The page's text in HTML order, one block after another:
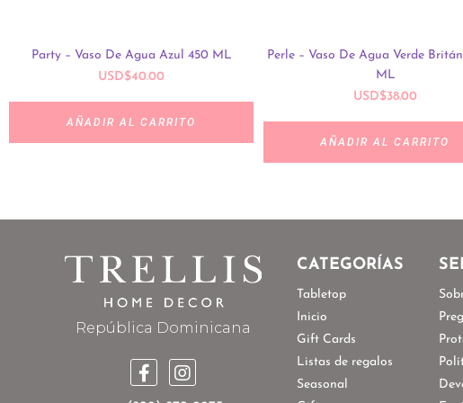
Party – Vaso De Agua Azul 450 ML
USD$40.00
AÑADIR AL CARRITO
Perle – Vaso De Agua Verde
ML
USD$38.00
AÑADIR AL CARRITO
República Dominicana
CATEGORÍAS
Tabletop
Inicio
Gift Cards
Listas de regalos
Seasonal